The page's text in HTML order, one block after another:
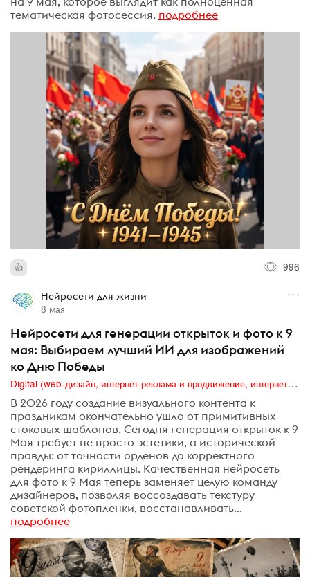
тематическая фотосессия. подробнее
996
Нейросети для жизни
8 мая
Нейросети для генерации открыток и фото к 9
мая: Выбираем лучший ИИ для изображений
ко Дню Победы
Digital (web-дизайн, интернет-реклама и продвижение, интернет-сообщества и блоги, интернет-коммуникации, мобильный маркетинг, реклама на цифровых экранах)
В 2026 году создание визуального контента к
праздникам окончательно ушло от примитивных
стоковых шаблонов. Сегодня генерация открыток к 9
Мая требует не просто эстетики, а исторической
правды: от точности орденов до корректного
рендеринга кириллицы. Качественная нейросеть
для фото к 9 Мая теперь заменяет целую команду
дизайнеров, позволяя воссоздавать текстуру
советской фотопленки, восстанавливать...
подробнее